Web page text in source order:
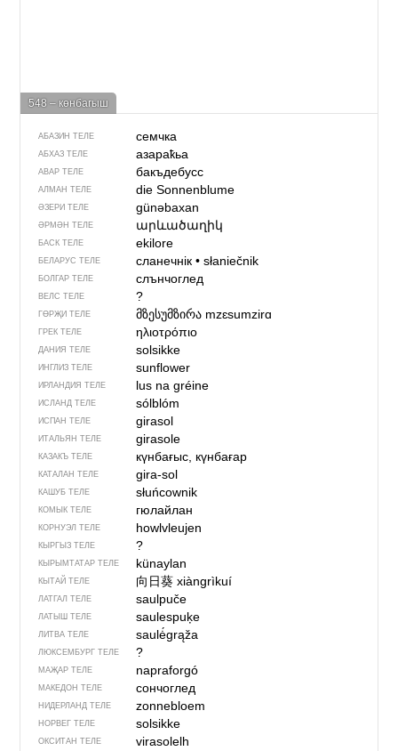
548 – көнбагыш
АБАЗИН ТЕЛЕ семчка
АБХАЗ ТЕЛЕ азараҟьа
АВАР ТЕЛЕ бакъдебусс
АЛМАН ТЕЛЕ die Sonnenblume
ӘЗЕРИ ТЕЛЕ günəbaxan
ӘРМӘН ТЕЛЕ արևածաղիկ
БАСК ТЕЛЕ ekilore
БЕЛАРУС ТЕЛЕ сланечнік• słaniečnik
БОЛГАР ТЕЛЕ слънчоглед
ВЕЛС ТЕЛЕ ?
ГӨРҖИ ТЕЛЕ მზესუმზირა mzɛsumzirɑ
ГРЕК ТЕЛЕ ηλιοτρόπιο
ДАНИЯ ТЕЛЕ solsikke
ИНГЛИЗ ТЕЛЕ sunflower
ИРЛАНДИЯ ТЕЛЕ lus na gréine
ИСЛАНД ТЕЛЕ sólblóm
ИСПАН ТЕЛЕ girasol
ИТАЛЬЯН ТЕЛЕ girasole
КАЗАКЪ ТЕЛЕ күнбағыс, күнбағар
КАТАЛАН ТЕЛЕ gira-sol
КАШУБ ТЕЛЕ słuńcownik
КОМЫК ТЕЛЕ гюлайлан
КОРНУЭЛ ТЕЛЕ howlvleujen
КЫРГЫЗ ТЕЛЕ ?
КЫРЫМТАТАР ТЕЛЕ künaylan
КЫТАЙ ТЕЛЕ 向日葵xiàngrìkuí
ЛАТГАЛ ТЕЛЕ saulpuče
ЛАТЫШ ТЕЛЕ saulespuķe
ЛИТВА ТЕЛЕ saulė́grąža
ЛЮКСЕМБУРГ ТЕЛЕ ?
МАҖАР ТЕЛЕ napraforgó
МАКЕДОН ТЕЛЕ сончоглед
НИДЕРЛАНД ТЕЛЕ zonnebloem
НОРВЕГ ТЕЛЕ solsikke
ОКСИТАН ТЕЛЕ virasolelh